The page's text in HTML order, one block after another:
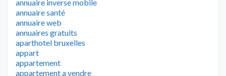
annuaire inverse mobile
annuaire santé
annuaire web
annuaires gratuits
aparthotel bruxelles
appart
appartement
appartement a vendre